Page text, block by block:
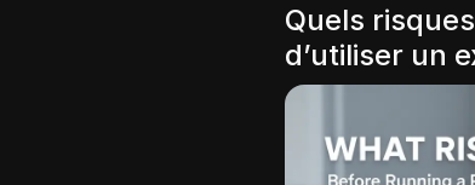
Quels
d’utiliser un